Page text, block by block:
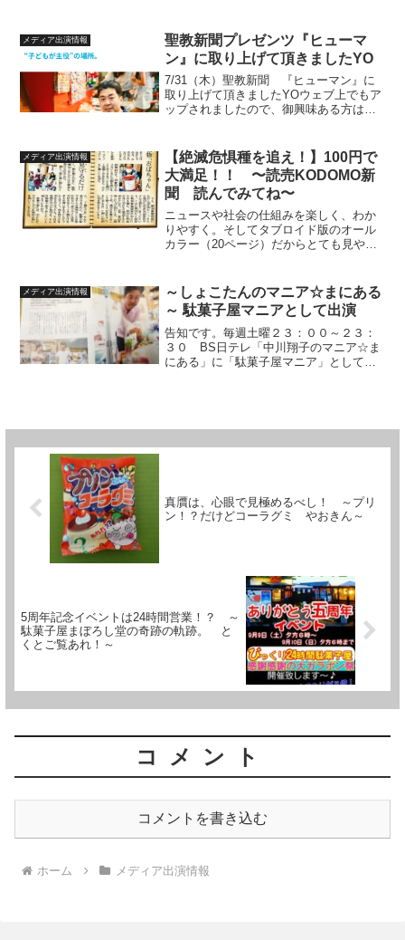
（甘い編）』が大好評につき！！第2弾と
して『...
メディア出演情報
聖教新聞プレゼンツ『ヒューマ
ン』に取り上げて頂きましたYO
7/31（木）聖教新聞 『ヒューマン』に
取り上げて頂きましたYOウェブ上でもア
ップされましたので、御興味ある方はよ
メディア出演情報
【絶滅危惧種を追え！】100円で
大満足！！ 〜読売KODOMO新
聞 読んでみてね〜
ニュースや社会の仕組みを楽しく、わか
りやすく。そしてタブロイド版のオール
カラー（20ページ）だからとても見やす
（毎週木曜日発刊）の人気コーナー【絶
滅危惧種を追え！】に...
メディア出演情報
～しょこたんのマニア☆まにある
～ 駄菓子屋マニアとして出演
告知です。毎週土曜２３：００～２３：
３０ BS日テレ「中川翔子のマニア☆ま
にある」に「駄菓子屋マニア」として出
真贋は、心眼で見極めるべし！ ～プリ
ン！？だけどコーラグミ やおきん～
5周年記念イベントは24時間営業！？ ～
駄菓子屋まぼろし堂の奇跡の軌跡。 と
くとご覧あれ！～
コメント
コメントを書き込む
ホーム メディア出演情報